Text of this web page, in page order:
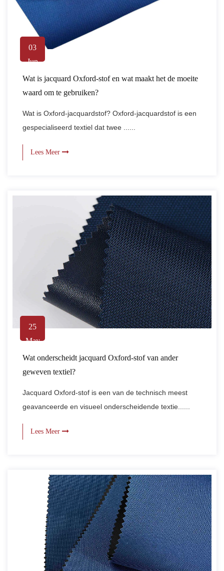
03
Jun
Wat is jacquard Oxford-stof en wat maakt het de moeite
waard om te gebruiken?
Wat is Oxford-jacquardstof? Oxford-jacquardstof is een
gespecialiseerd textiel dat twee ......
Lees Meer
25
May
Wat onderscheidt jacquard Oxford-stof van ander
geweven textiel?
Jacquard Oxford-stof is een van de technisch meest
geavanceerde en visueel onderscheidende textie......
Lees Meer